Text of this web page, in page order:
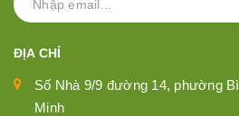
ĐỊA CHỈ
Số Nhà 9/9 đường 14, phường
Minh